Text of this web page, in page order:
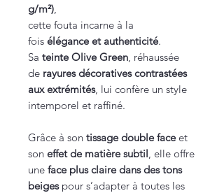
g/m²),
cette fouta incarne à la
fois élégance et authenticité.
Sa teinte Olive Green, réhaussée
de rayures décoratives contrastées
aux extrémités, lui confère un style
intemporel et raffiné.
Grâce à son tissage double faceet
son effet de matière subtil, elle offre
une face plus claire dans des tons
beigespour s’adapter à toutes les